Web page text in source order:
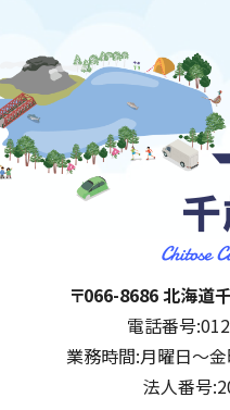
住所:
〒066-8686 北海道
電話番号:
業務時間:月曜日～
法人番号: